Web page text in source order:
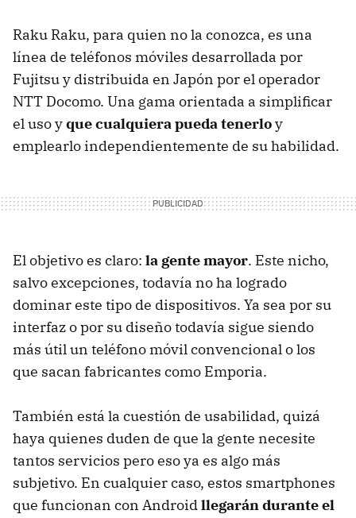
Raku Raku, para quien no la conozca, es una
línea de teléfonos móviles desarrollada por
Fujitsu y distribuida en Japón por el operador
NTT Docomo. Una gama orientada a simplificar
el uso yque cualquiera pueda tenerloy
emplearlo independientemente de su habilidad.
El objetivo es claro: la gente mayor. Este nicho,
salvo excepciones, todavía no ha logrado
dominar este tipo de dispositivos. Ya sea por su
interfaz o por su diseño todavía sigue siendo
más útil un teléfono móvil convencional o los
que sacan fabricantes como Emporia.
También está la cuestión de usabilidad, quizá
haya quienes duden de que la gente necesite
tantos servicios pero eso ya es algo más
subjetivo. En cualquier caso, estos smartphones
que funcionan con Androidllegarán durante el